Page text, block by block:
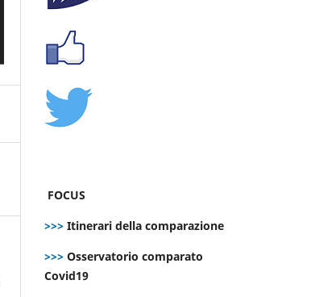
FOCUS
>>> Itinerari della comparazione
>>> Osservatorio comparato
Covid19